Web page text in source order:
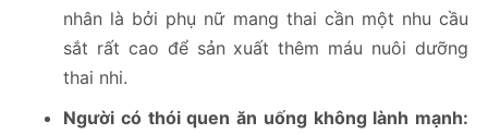
nhân là bởi phụ nữ mang thai cần một nhu cầu
sắt rất cao để sản xuất thêm máu nuôi dưỡng
thai nhi.
Người có thói quen ăn uống không lành mạnh: